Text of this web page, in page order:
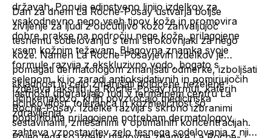
državah. Ponuja edinstveno linijo izdelkov za
vsakodnevno nego vseh tipov kože in promovira
dobre prakse na področju nege kože, prilagojene
vsem kožnim težavam. Blagovna znamka svoje
formule razvija z ekskluzivno vodo, bogato s
selenom, ki jo zaradi antioksidativnih in pomirjujočih
lastnosti uporabljajo tudi v termalnem centru La
Roche-Posay. Izdelke razvija s skrbno izbranimi
sestavinami, zmešanimi v optimalnih koncentracijah.
Dan za dnem La Roche-Posay ustvarja boljše
življenje za ljudi z občutljivo kožo zahvaljujoč
tesnemu sodelovanju s temi strokovnjaki za nego
kože. Namen La Roche-Posayjevih izdelkov je
pomagati dermatologom zmanjšati odmerke, izboljšati
skladnost in celo zmanjšati določene neželene
učinkenakožo, ki jih povzročajo medicinska
zdravljenja.
Izdelava takšnih La Roche-Posay formul, katerih
učinkovitost, toleranca in kozmetičnost so
popolnoma prilagojene potrebam dermatologov,
zahteva vzpostavitev zelo tesnega sodelovanja z njimi